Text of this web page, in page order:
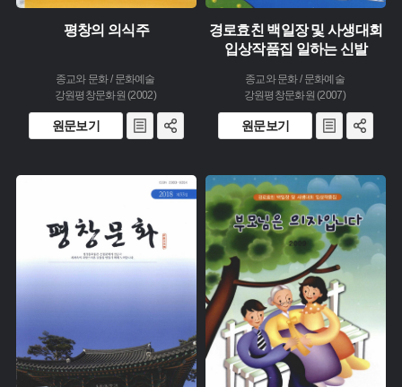
평창의 의식주
종교와 문화 / 문화예술
강원평창문화원 (2002)
원문보기
경로효친 백일장 및 사생대회
입상작품집 일하는 신발
종교와 문화 / 문화예술
강원평창문화원 (2007)
원문보기
소장 :
주제 :
유형 :
생산 :
소장 :